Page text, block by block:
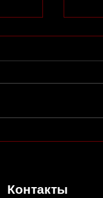
Контакты